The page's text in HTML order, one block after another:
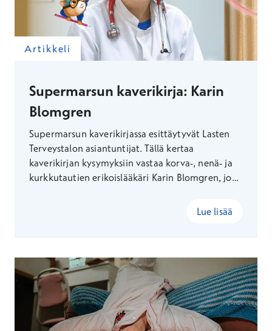
Artikkeli
Supermarsun kaverikirja: Karin
Blomgren
Supermarsun kaverikirjassa esittäytyvät Lasten
Terveystalon asiantuntijat. Tällä kertaa
kaverikirjan kysymyksiin vastaa korva-, nenä- ja
kurkkutautien erikoislääkäri Karin Blomgren, joka
lääkärikäyntiä jännittävälle lapselle ja paljastaa
Lue lisää